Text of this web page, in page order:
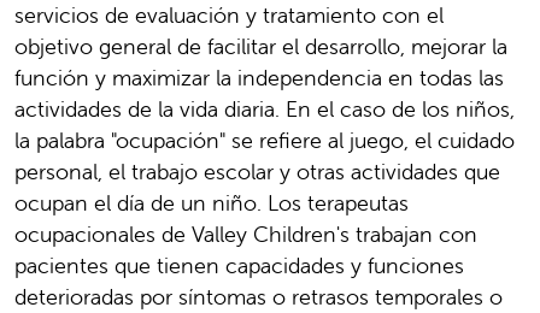
servicios de evaluación y tratamiento con el
objetivo general de facilitar el desarrollo, mejorar la
función y maximizar la independencia en todas las
actividades de la vida diaria. En el caso de los niños,
la palabra "ocupación" se refiere al juego, el cuidado
personal, el trabajo escolar y otras actividades que
ocupan el día de un niño. Los terapeutas
ocupacionales de Valley Children's trabajan con
pacientes que tienen capacidades y funciones
deterioradas por síntomas o retrasos temporales o